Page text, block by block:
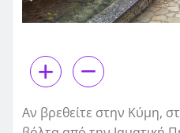
Αν βρεθείτε στην Κύμη,